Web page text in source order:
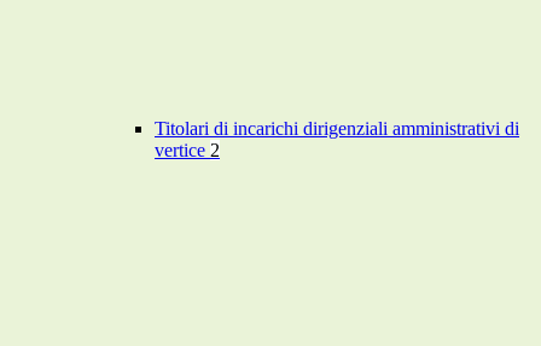
Titolari di incarichi dirigenziali amministrativi di
vertice 2